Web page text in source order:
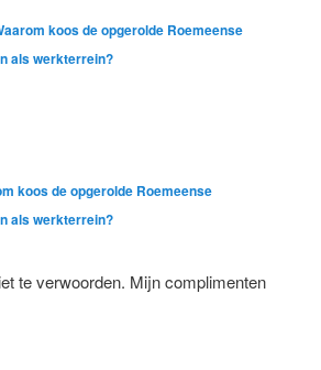
koos de opgerolde Roemeense
als werkterrein?
koos de opgerolde Roemeense
als werkterrein?
te verwoorden. Mijn complimenten